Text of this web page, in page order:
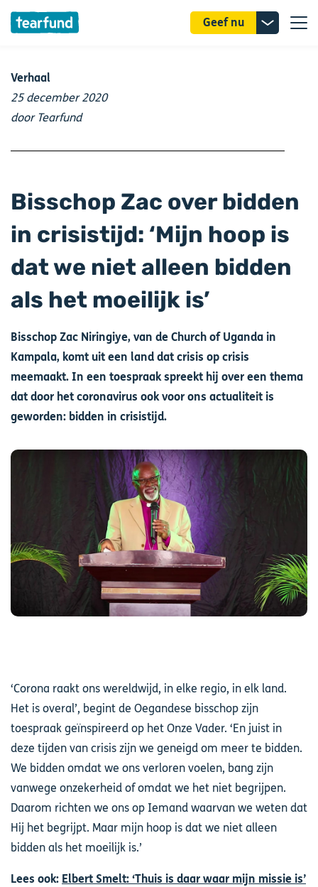
Geef nu
Verhaal
25 december 2020
door Tearfund
Bisschop Zac over bidden
in crisistijd: ‘Mijn hoop is
dat we niet alleen bidden
als het moeilijk is’
Bisschop Zac Niringiye, van de Church of Uganda in
Kampala, komt uit een land dat crisis op crisis
meemaakt. In een toespraak spreekt hij over een thema
dat door het coronavirus ook voor ons actualiteit is
geworden: bidden in crisistijd.
Afbeelding
‘Corona raakt ons wereldwijd, in elke regio, in elk land.
Het is overal’, begint de Oegandese bisschop zijn
toespraak geïnspireerd op het Onze Vader. ‘En juist in
deze tijden van crisis zijn we geneigd om meer te bidden.
We bidden omdat we ons verloren voelen, bang zijn
vanwege onzekerheid of omdat we het niet begrijpen.
Daarom richten we ons op Iemand waarvan we weten dat
Hij het begrijpt. Maar mijn hoop is dat we niet alleen
bidden als het moeilijk is.’
Lees ook: Elbert Smelt: ‘Thuis is daar waar mijn missie is’